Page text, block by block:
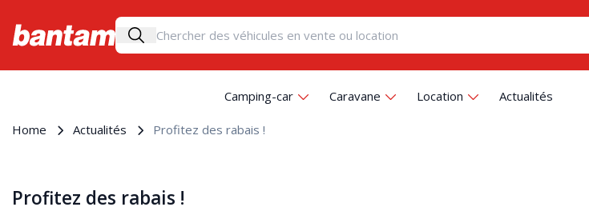
Camping-car Caravane Location Actualités
Home Actualités Profitez des rabais !
Profitez des rabais !